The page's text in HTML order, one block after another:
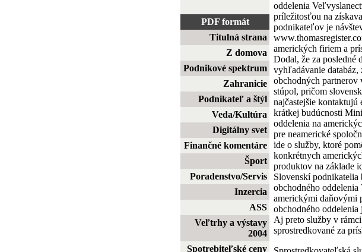
PDF formát
Titulná strana
Z domova
Podnikové spektrum
Zahranicie
Podnikateľ a štýl
Veda/Kultúra
Digitálny svet
Finančné komentáre
Šport
Poradenstvo/Servis
Inzercia
ASS
Veľtrhy a výstavy
2004
Spotrebiteľské ceny
oddelenia
príležitosťou na
podnikateľov je
amerických firiem a
Dodal, že za posledné
vyhľadávanie databáz,
obchodných partnerov
stúpol, pričom
najčastejšie
krátkej budúcnosti
oddelenia na
pre neamerické
ide o služby, ktoré
konkrétnych
produktov na základe
Slovenskí
obchodného
americkými daňovými
obchodného
Aj preto služby v
sprostredkované za